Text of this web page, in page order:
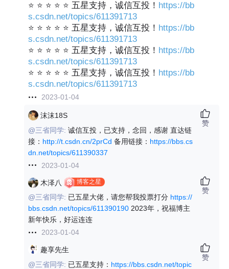
⭐ ⭐ ⭐ ⭐ ⭐ 五星支持，诚信互投！ https://bb
s.csdn.net/topics/611391713
⭐ ⭐ ⭐ ⭐ ⭐ 五星支持，诚信互投！ https://bb
s.csdn.net/topics/611391713
⭐ ⭐ ⭐ ⭐ ⭐ 五星支持，诚信互投！ https://bb
s.csdn.net/topics/611391713
⭐ ⭐ ⭐ ⭐ ⭐ 五星支持，诚信互投！ https://bb
s.csdn.net/topics/611391713
2023-01-04
沫沫18S
@三省同学:诚信互投，已支持，念回，感谢 直达链
接： http://t.csdn.cn/2prCd 备用链接： https://bbs.cs
dn.net/topics/611390337
2023-01-04
赞
木泽八 博客之星
@三省同学: 已五星大佬，请您帮我投票打分 https://
bbs.csdn.net/topics/611390190 2023年，祝福博主
新年快乐，好运连连
2023-01-04
赞
趣享先生
@三省同学: 已五星支持： https://bbs.csdn.net/topic
赞